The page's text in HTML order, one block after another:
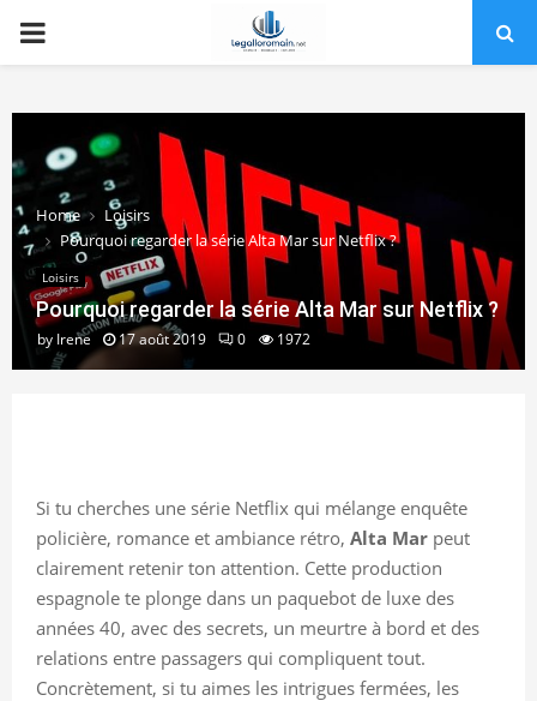
PRIMARY
Home
Loisirs
Pourquoi regarder la série Alta Mar sur Netflix ?
Loisirs
Pourquoi regarder la série Alta Mar sur Netflix ?
by Irene 17 août 2019 0 1972
Si tu cherches une série Netflix qui mélange enquête
policière, romance et ambiance rétro, Alta Mar peut
clairement retenir ton attention. Cette production
espagnole te plonge dans un paquebot de luxe des
années 40, avec des secrets, un meurtre à bord et des
relations entre passagers qui compliquent tout.
Concrètement, si tu aimes les intrigues fermées, les